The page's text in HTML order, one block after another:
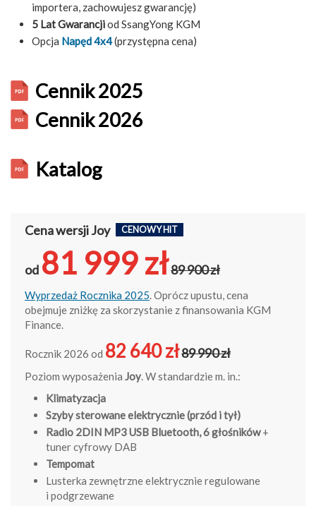
importera, zachowujesz gwarancję)
5 Lat Gwarancjiod SsangYong KGM
Opcja Napęd 4x4(przystępna cena)
Cennik 2025
Cennik 2026
Katalog
Cena wersji Joy CENOWY HIT
od 81 999 zł89 900 zł
Wyprzedaż Rocznika 2025. Oprócz upustu, cena
obejmuje zniżkę za skorzystanie z finansowania KGM
Finance.
Rocznik 2026 od 82 640 zł89 990 zł
Poziom wyposażenia Joy. W standardzie m. in.:
Klimatyzacja
Szyby sterowane elektrycznie (przód i tył)
Radio 2DIN MP3 USB Bluetooth, 6 głośników+
tuner cyfrowy DAB
Tempomat
Lusterka zewnętrzne elektrycznie regulowane
i podgrzewane